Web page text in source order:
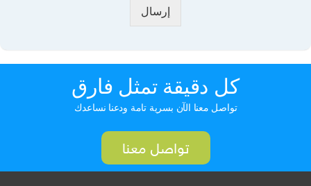
إرسال
كل دقيقة تمثل فارق
تواصل معنا الآن بسرية تامة ودعنا نساعدك
تواصل معنا